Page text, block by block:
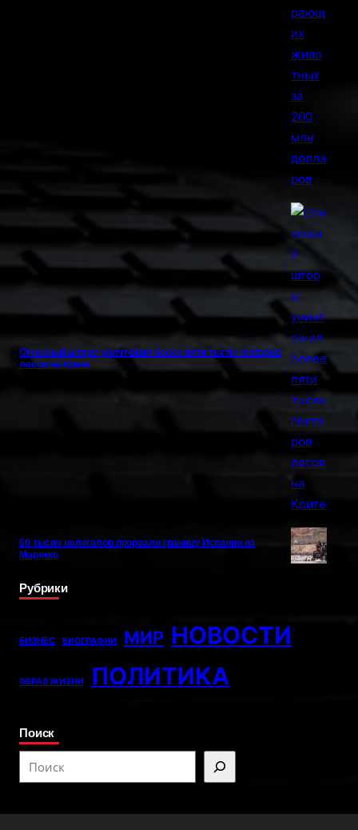
Огненный шторм уничтожил более пяти тысяч гектаров
лесов на Крите
60 тысяч нелегалов прорвали границу Испании из
Марокко
Рубрики
БИЗНЕС БИОГРАФИИ МИР НОВОСТИ
ОБРАЗ ЖИЗНИ ПОЛИТИКА
Поиск
e